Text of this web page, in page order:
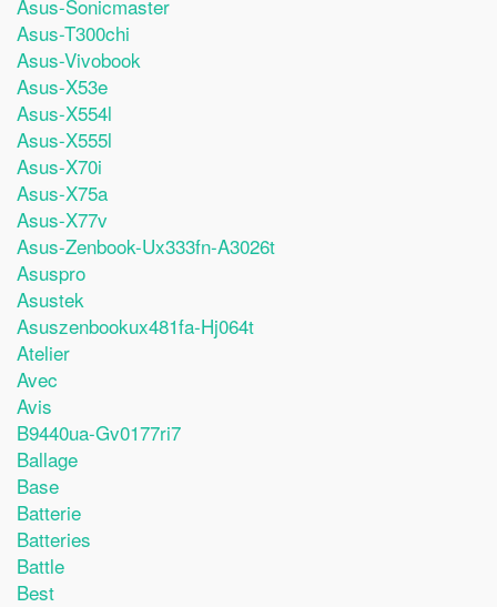
Asus-Sonicmaster
Asus-T300chi
Asus-Vivobook
Asus-X53e
Asus-X554l
Asus-X555l
Asus-X70i
Asus-X75a
Asus-X77v
Asus-Zenbook-Ux333fn-A3026t
Asuspro
Asustek
Asuszenbookux481fa-Hj064t
Atelier
Avec
Avis
B9440ua-Gv0177ri7
Ballage
Base
Batterie
Batteries
Battle
Best